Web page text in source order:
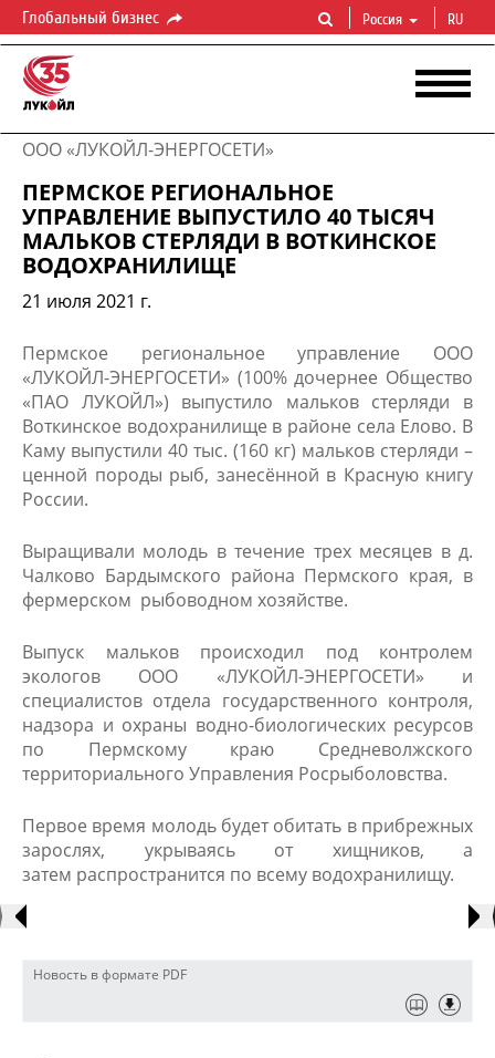
Глобальный бизнес Россия RU
ООО «ЛУКОЙЛ-ЭНЕРГОСЕТИ»
ПЕРМСКОЕ РЕГИОНАЛЬНОЕ
УПРАВЛЕНИЕ ВЫПУСТИЛО 40 ТЫСЯЧ
МАЛЬКОВ СТЕРЛЯДИ В ВОТКИНСКОЕ
ВОДОХРАНИЛИЩЕ
21 июля 2021 г.
Пермское региональное управление ООО
«ЛУКОЙЛ-ЭНЕРГОСЕТИ» (100% дочернее Общество
«​ПАО ЛУКОЙЛ») выпустило мальков стерляди в
Воткинское водохранилище в районе села Елово. В
Каму выпустили 40 тыс. (160 кг) мальков стерляди –
ценной породы рыб, занесённой в Красную книгу
России.
Выращивали молодь в течение трех месяцев в д.
Чалково Бардымского района Пермского края, в
фермерском рыбоводном хозяйстве. ​
Выпуск мальков происходил под контролем
экологов ООО «ЛУКОЙЛ-ЭНЕРГОСЕТИ» и
специалистов отдела государственного контроля,
надзора и охраны водно-биологических ресурсов
по Пермскому краю Средневолжского
территориального Управления Росрыболовства.
Первое время молодь будет обитать в прибрежных
зарослях, укрываясь от хищников, а
затем распространится по всему водохранилищу. ​
Новость в формате PDF